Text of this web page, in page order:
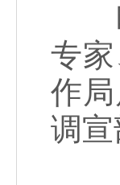
欧
专
作
调